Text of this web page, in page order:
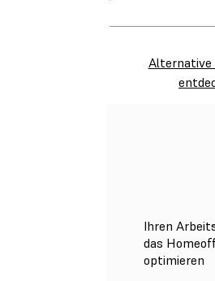
Alternative
Ihren
das
optimieren